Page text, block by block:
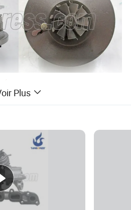
est un fabricant
avec plus de 10 ans
principaux produits sont
éLectrique, actionneur
éLectrique (moteur,
sans fin, clip),
actionneur, logement de
Plus